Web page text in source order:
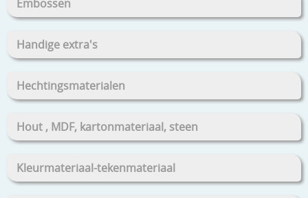
Embossen
Handige extra's
Hechtingsmaterialen
Hout , MDF, kartonmateriaal, steen
Kleurmateriaal-tekenmateriaal